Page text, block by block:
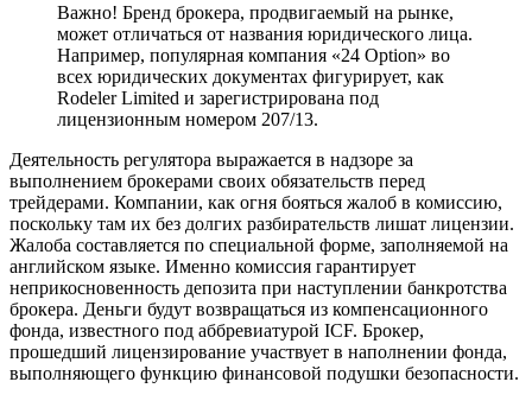
Важно! Бренд брокера, продвигаемый на рынке,
может отличаться от названия юридического лица.
Например, популярная компания «24 Option» во
всех юридических документах фигурирует, как
Rodeler Limited и зарегистрирована под
лицензионным номером 207/13.
Деятельность регулятора выражается в надзоре за
выполнением брокерами своих обязательств перед
трейдерами. Компании, как огня бояться жалоб в комиссию,
поскольку там их без долгих разбирательств лишат лицензии.
Жалоба составляется по специальной форме, заполняемой на
английском языке. Именно комиссия гарантирует
неприкосновенность депозита при наступлении банкротства
брокера. Деньги будут возвращаться из компенсационного
фонда, известного под аббревиатурой ICF. Брокер,
прошедший лицензирование участвует в наполнении фонда,
выполняющего функцию финансовой подушки безопасности.